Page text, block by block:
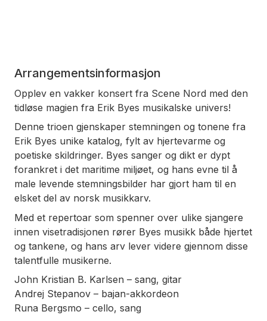
Arrangementsinformasjon
Opplev en vakker konsert fra Scene Nord med den
tidløse magien fra Erik Byes musikalske univers!
Denne trioen gjenskaper stemningen og tonene fra
Erik Byes unike katalog, fylt av hjertevarme og
poetiske skildringer. Byes sanger og dikt er dypt
forankret i det maritime miljøet, og hans evne til å
male levende stemningsbilder har gjort ham til en
elsket del av norsk musikkarv.
Med et repertoar som spenner over ulike sjangere
innen visetradisjonen rører Byes musikk både hjertet
og tankene, og hans arv lever videre gjennom disse
talentfulle musikerne.
John Kristian B. Karlsen – sang, gitar
Andrej Stepanov – bajan-akkordeon
Runa Bergsmo – cello, sang